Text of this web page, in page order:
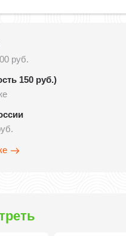
руб.
150 руб.)